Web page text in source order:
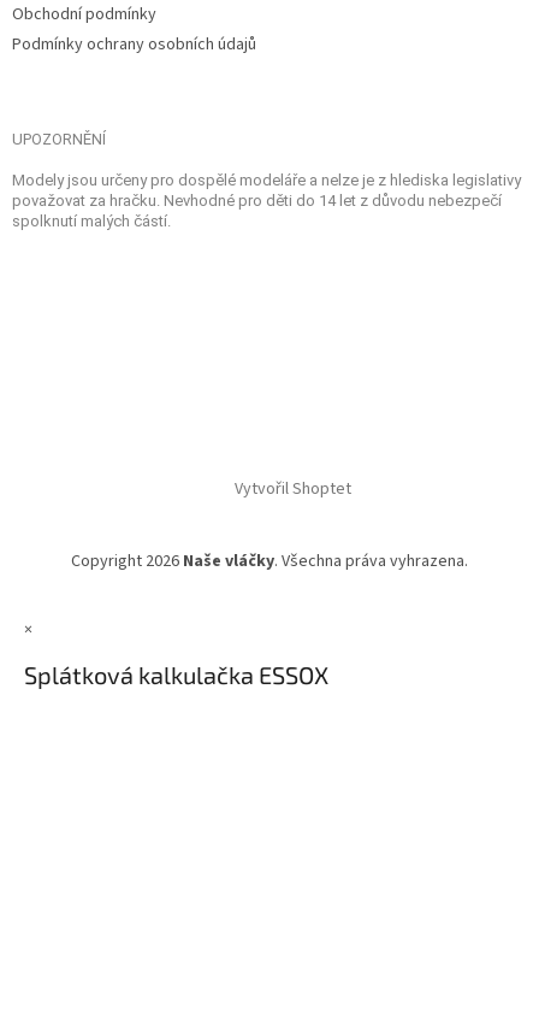
Obchodní podmínky
Podmínky ochrany osobních údajů
UPOZORNĚNÍ
Modely jsou určeny pro dospělé modeláře a nelze je z hlediska legislativy
považovat za hračku. Nevhodné pro děti do 14 let z důvodu nebezpečí
spolknutí malých částí.
Vytvořil Shoptet
Copyright 2026 Naše vláčky. Všechna práva vyhrazena.
×
Splátková kalkulačka ESSOX